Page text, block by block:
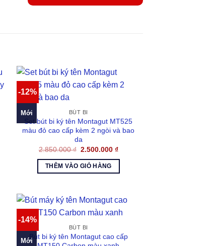
-12%
Mới BÚT BI
Set bút bi ký tên Montagut MT525
màu đỏ cao cấp kèm 2 ngòi và bao
da
2.850.000₫ Giá
là:
2.850.000 ₫.
2.500.000₫Giá
THÊM VÀO GIỎ HÀNG
-14%
Mới
BÚT BI
Bút bi ký tên Montagut cao cấp